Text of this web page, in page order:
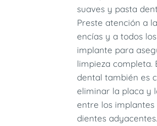
suaves y pasta
Preste atención a
encías y a todos
implante para
limpieza completa.
dental también es
eliminar la placa y
entre los
dientes